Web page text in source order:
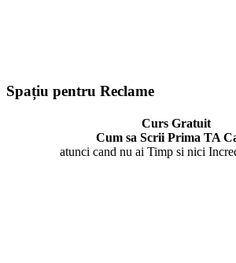
Spațiu pentru Reclame
Curs Gratuit
Cum sa Scrii Prima TA
atunci cand nu ai Timp si nici